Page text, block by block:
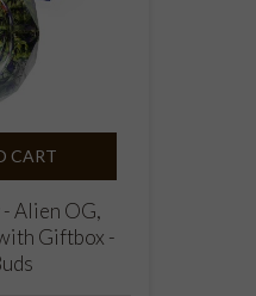
CART
Alien OG,
Giftbox -